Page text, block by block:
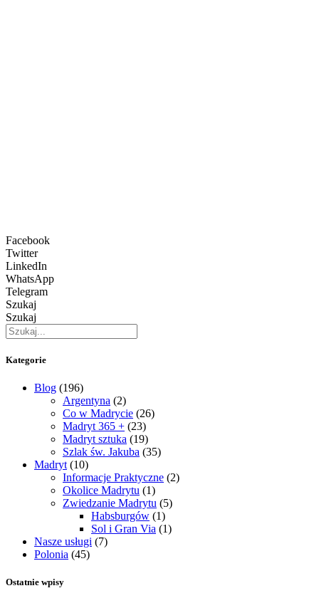
Facebook
Twitter
LinkedIn
WhatsApp
Telegram
Szukaj
Szukaj
Kategorie
Blog (196)
Argentyna (2)
Co w Madrycie (26)
Madryt 365 + (23)
Madryt sztuka (19)
Szlak św. Jakuba (35)
Madryt (10)
Informacje Praktyczne (2)
Okolice Madrytu (1)
Zwiedzanie Madrytu (5)
Habsburgów (1)
Sol i Gran Via (1)
Nasze usługi (7)
Polonia (45)
Ostatnie wpisy